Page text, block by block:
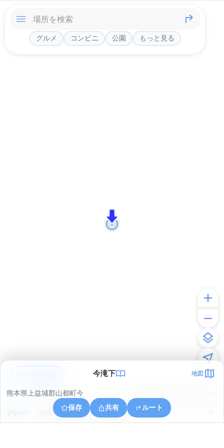
グルメ コンビニ 公園 もっと見る
今滝下 地図
熊本県上益城郡山都町今
保存
共有 ルート
宮崎県西臼杵郡五ヶ瀬町大字桑野内